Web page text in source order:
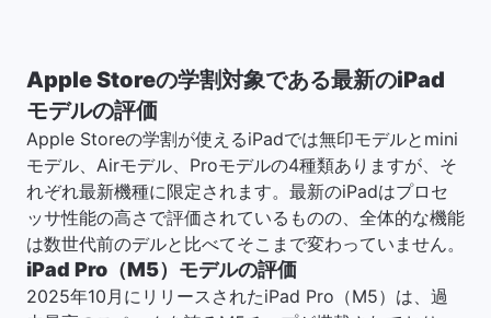
Apple Storeの学割対象である最新のiPad
モデルの評価
Apple Storeの学割が使えるiPadでは無印モデルとmini
モデル、Airモデル、Proモデルの4種類ありますが、そ
れぞれ最新機種に限定されます。最新のiPadはプロセ
ッサ性能の高さで評価されているものの、全体的な機能
は数世代前のデルと比べてそこまで変わっていません。
iPad Pro（M5）モデルの評価
2025年10月にリリースされたiPad Pro（M5）は、過